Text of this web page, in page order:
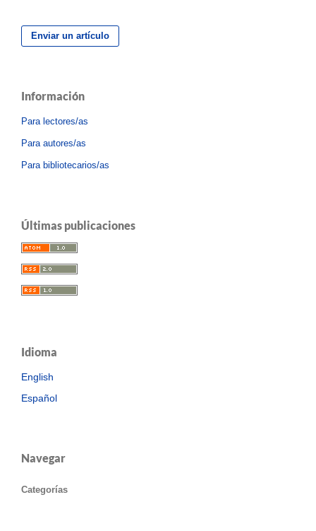
Enviar un artículo
Información
Para lectores/as
Para autores/as
Para bibliotecarios/as
Últimas publicaciones
Idioma
English
Español
Navegar
Categorías